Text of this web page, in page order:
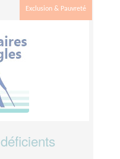
Exclusion & Pauvreté